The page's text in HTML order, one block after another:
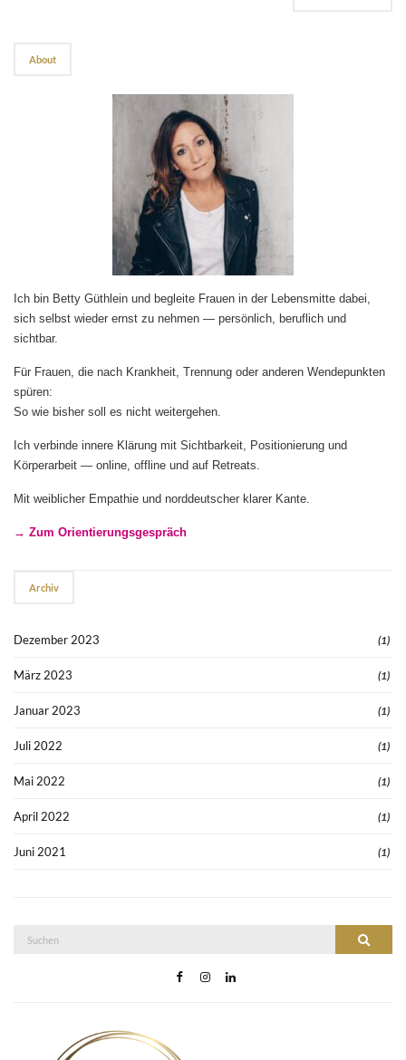
About
Ich bin Betty Güthlein und begleite Frauen in der Lebensmitte dabei,
sich selbst wieder ernst zu nehmen — persönlich, beruflich und
sichtbar.
Für Frauen, die nach Krankheit, Trennung oder anderen Wendepunkten
spüren:
So wie bisher soll es nicht weitergehen.
Ich verbinde innere Klärung mit Sichtbarkeit, Positionierung und
Körperarbeit — online, offline und auf Retreats.
Mit weiblicher Empathie und norddeutscher klarer Kante.
→ Zum Orientierungsgespräch
Archiv
Dezember 2023 (1)
März 2023 (1)
Januar 2023 (1)
Juli 2022 (1)
Mai 2022 (1)
April 2022 (1)
Juni 2021 (1)
Suchen